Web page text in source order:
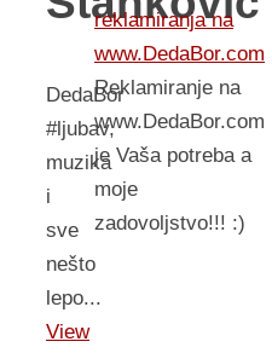
DedaBor
#ljubav,
muzika
i
sve
nešto
lepo...
View
reklamiranja na
www.DedaBor.com
Reklamiranje na
www.DedaBor.com
je Vaša potreba a
moje
zadovoljstvo!!! :)